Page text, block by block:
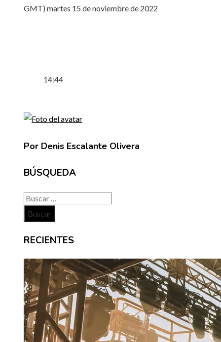
GMT) martes 15 de noviembre de 2022
14:44
Por Denis Escalante Olivera
BÚSQUEDA
Buscar:
RECIENTES